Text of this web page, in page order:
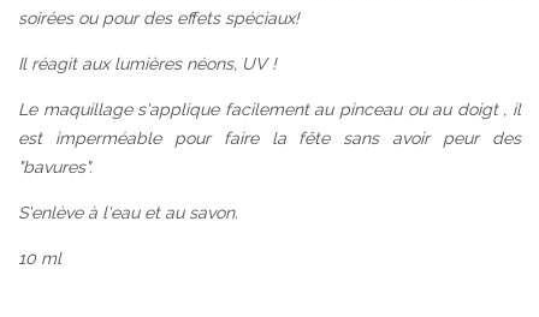
soirées ou pour des effets spéciaux!
Il réagit aux lumières néons, UV !
Le maquillage s'applique facilement au pinceau ou au doigt , il
est imperméable pour faire la fête sans avoir peur des
"bavures".
S'enlève à l'eau et au savon.
10 ml